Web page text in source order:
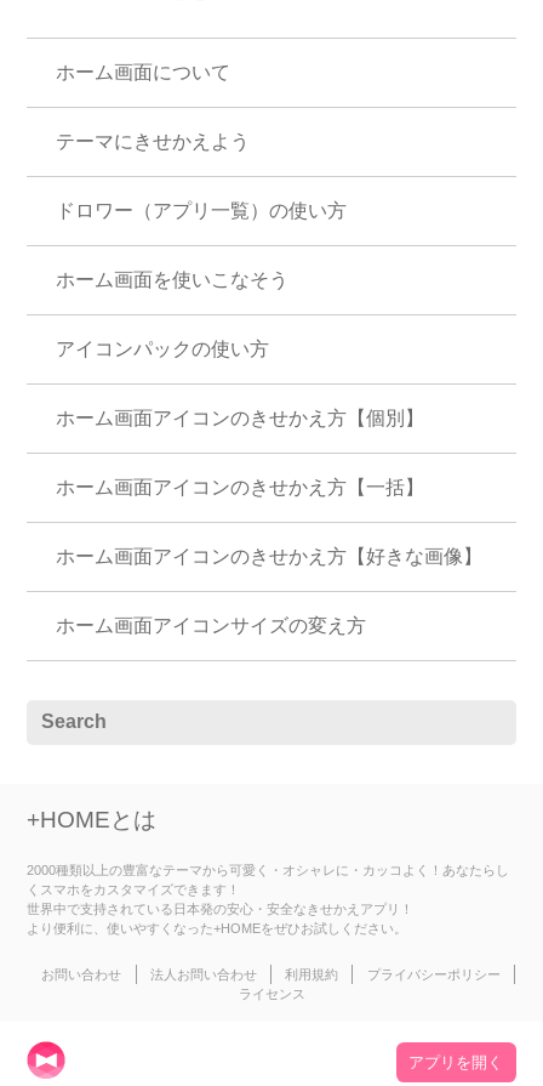
ホーム画面について
テーマにきせかえよう
ドロワー（アプリ一覧）の使い方
ホーム画面を使いこなそう
アイコンパックの使い方
ホーム画面アイコンのきせかえ方【個別】
ホーム画面アイコンのきせかえ方【一括】
ホーム画面アイコンのきせかえ方【好きな画像】
ホーム画面アイコンサイズの変え方
+HOMEとは
2000種類以上の豊富なテーマから可愛く・オシャレに・カッコよく！あなたらし
くスマホをカスタマイズできます！
世界中で支持されている日本発の安心・安全なきせかえアプリ！
より便利に、使いやすくなった+HOMEをぜひお試しください。
お問い合わせ 法人お問い合わせ 利用規約
プライバシーポリシー
ライセンス
アプリを開く